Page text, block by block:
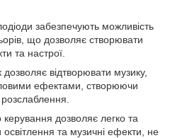
забезпечують можливість
що дозволяє створювати
та настрої.
відтворювати музику,
ефектами, створюючи
керування дозволяє легко та
та музичні ефекти, не